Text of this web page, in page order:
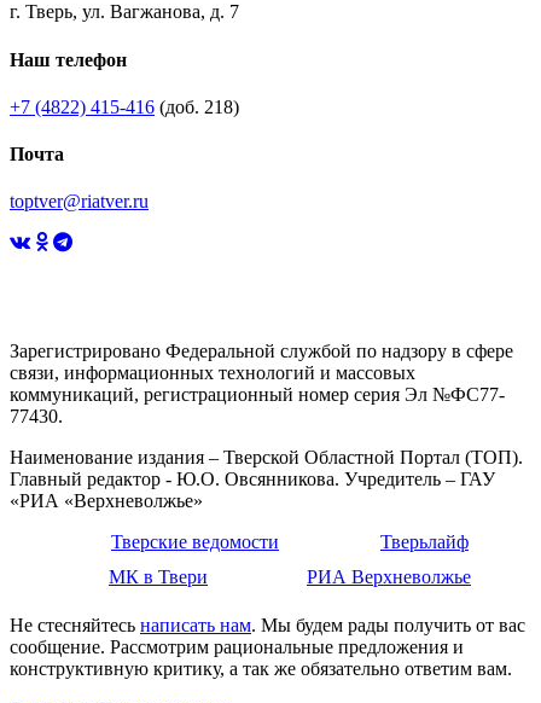
г. Тверь, ул. Вагжанова, д. 7
Наш телефон
+7 (4822) 415-416 (доб. 218)
Почта
toptver@riatver.ru
Зарегистрировано Федеральной службой по надзору в сфере
связи, информационных технологий и массовых
коммуникаций, регистрационный номер серия Эл №ФС77-
77430.
Наименование издания – Тверской Областной Портал (ТОП).
Главный редактор - Ю.О. Овсянникова. Учредитель – ГАУ
«РИА «Верхневолжье»
Тверские ведомости
Тверьлайф
МК в Твери
РИА Верхневолжье
Не стесняйтесь написать нам. Мы будем рады получить от вас
сообщение. Рассмотрим рациональные предложения и
конструктивную критику, а так же обязательно ответим вам.